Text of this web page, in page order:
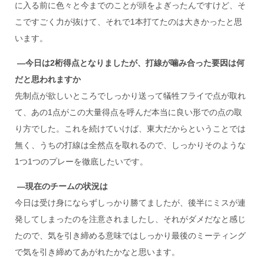
に入る前に色々と今までのことが頭をよぎったんですけど、そ
こですごく力が抜けて、それで1本打てたのは大きかったと思
います。
―今日は2桁得点となりましたが、打線が噛み合った要因は何
だと思われますか
先制点が欲しいところでしっかり送って犠牲フライで点が取れ
て、あの1点がこの大量得点を呼んだ本当に良い形での点の取
り方でした。これを続けていけば、東大だからということでは
無く、うちの打線は全然点を取れるので、しっかりそのような
1つ1つのプレーを徹底したいです。
―現在のチームの状況は
今日は受け身にならずしっかり勝てましたが、後半にミスが連
発してしまったのを注意されましたし、それがダメだなと感じ
たので、気を引き締める意味ではしっかり最後のミーティング
で気を引き締めてあがれたかなと思います。